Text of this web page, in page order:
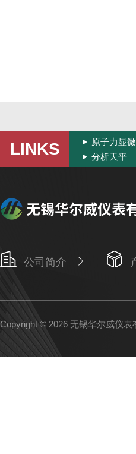
LINKS 原子力显
分析天平
公司简介
Copyright © 2026 无锡华尔威仪